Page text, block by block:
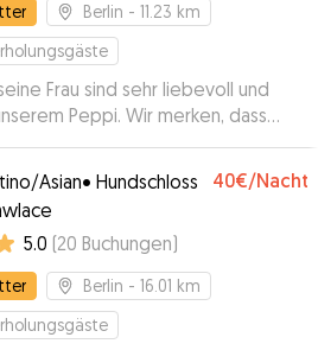
Berlin - 11.23 km
Frau sind sehr liebevoll und
Peppi. Wir merken, dass
wohl fühlt. Sie sind aktiv und
sich mit ihm, sodass bei Peppi
aufkommt. Die Beiden waren
und sind auf unsere Wünsche
Wir sind sehr zufrieden und
Peppi immer wieder Bernd und
sehr angenehmen Frau
”
Asian• Hundschloss
40€/Nacht
5.0 (20 Buchungen)
Berlin - 16.01 km